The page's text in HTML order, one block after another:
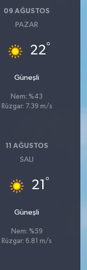
09 AĞUSTOS
PAZAR
22°
Güneşli
Nem: %43
Rüzgar: 7.39 m/s
11 AĞUSTOS
SALI
21 °
Güneşli
Nem: %59
Rüzgar: 6.81 m/s